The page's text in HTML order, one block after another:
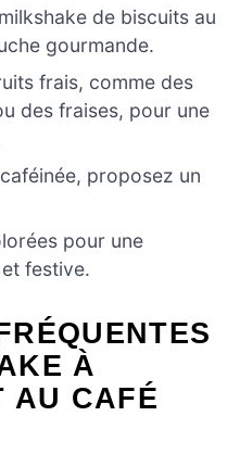
de biscuits au
gourmande.
frais, comme des
des fraises, pour une
proposez un
pour une
festive.
À
AU CAFÉ